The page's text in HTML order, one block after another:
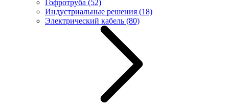
Гофротруба (52)
Индустриальные решения (18)
Электрический кабель (80)